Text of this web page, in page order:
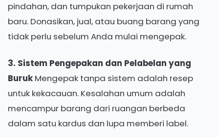
pindahan, dan tumpukan pekerjaan di rumah
baru. Donasikan, jual, atau buang barang yang
tidak perlu sebelum Anda mulai mengepak.
3. Sistem Pengepakan dan Pelabelan yang
Buruk Mengepak tanpa sistem adalah resep
untuk kekacauan. Kesalahan umum adalah
mencampur barang dari ruangan berbeda
dalam satu kardus dan lupa memberi label.